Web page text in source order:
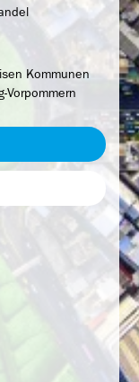
Kommunen
Vorpommern